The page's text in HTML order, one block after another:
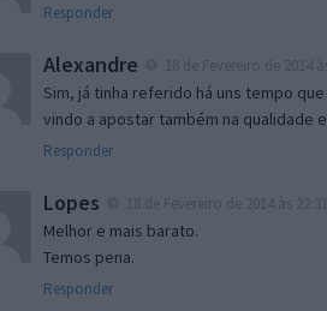
Responder
Alexandre
Sim, já tinha referido há uns tempo
vindo a apostar também na qualidade
Responder
Lopes
Melhor e mais barato.
Temos pena.
Responder